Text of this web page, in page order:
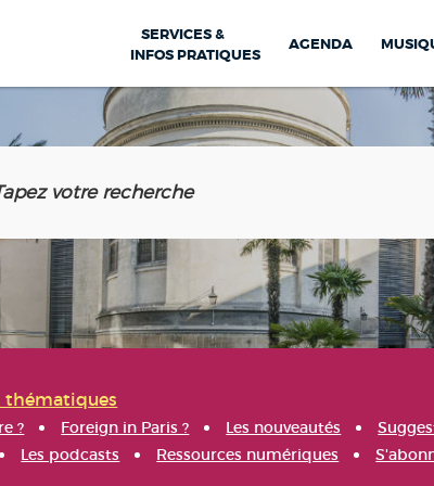
SERVICES &
INFOS PRATIQUES
AGENDA
thématiques
? Foreign in Paris ? Les nouveautés
Les podcasts Ressources numériques